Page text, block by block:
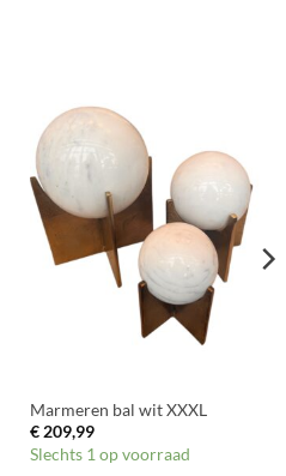
Marmeren bal wit XXXL
€209,99
Slechts 1 op voorraad